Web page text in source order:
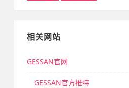
相关网站
GESSAN官网
GESSAN官方推特